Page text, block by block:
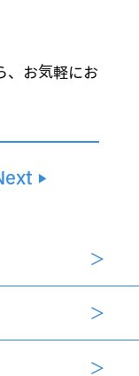
、お気軽にお